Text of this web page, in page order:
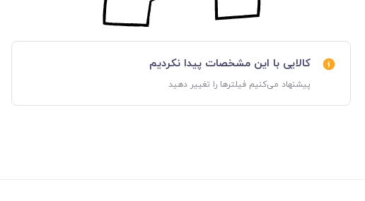
کالایی با این مشخصات پیدا نکردیم
پیشنهاد می‌کنیم فیلترها را تغییر دهید